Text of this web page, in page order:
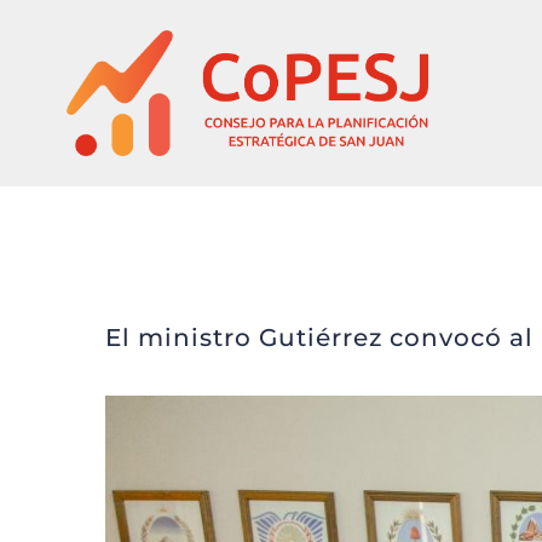
contenido
El ministro Gutiérrez convocó
más